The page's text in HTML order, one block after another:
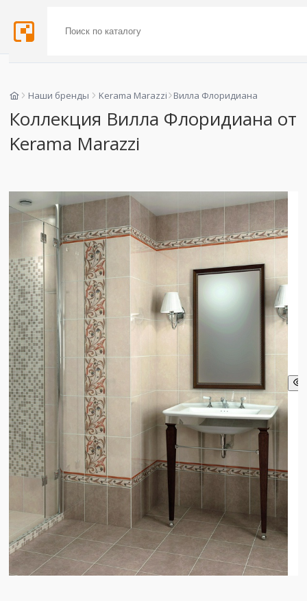
Наши бренды Kerama Marazzi Вилла Флоридиана
Коллекция Вилла Флоридиана от
Kerama Marazzi